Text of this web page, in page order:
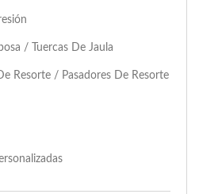
/ Tuercas De Jaula
Resorte / Pasadores De Resorte